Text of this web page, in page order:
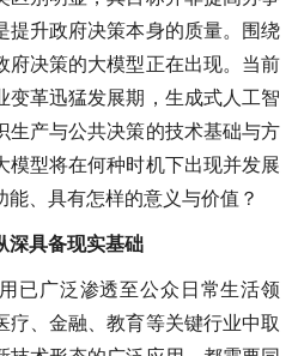
提升政府决策本身的质量。围绕
府决策的大模型正在出现。当前
变革迅猛发展期，生成式人工智
生产与公共决策的技术基础与方
模型将在何种时机下出现并发展
、具有怎样的意义与价值？
深具备现实基础
已广泛渗透至公众日常生活领
疗、金融、教育等关键行业中取